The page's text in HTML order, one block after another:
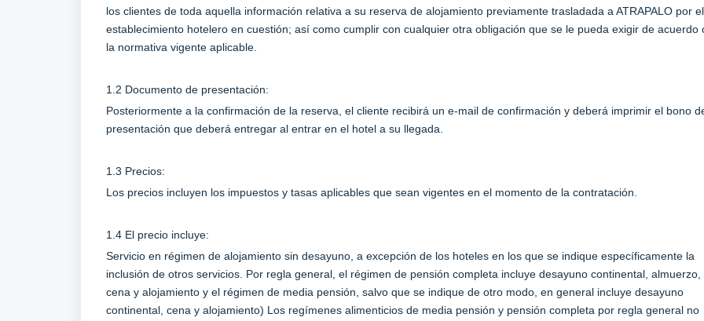
los clientes de toda aquella información relativa a su reserva de alojamiento previamente trasladada a ATRAPALO por el
establecimiento hotelero en cuestión; así como cumplir con cualquier otra obligación que se le pueda exigir de acuerdo
la normativa vigente aplicable.
1.2 Documento de presentación:
Posteriormente a la confirmación de la reserva, el cliente recibirá un e-mail de confirmación y deberá imprimir el bono
presentación que deberá entregar al entrar en el hotel a su llegada.
1.3 Precios:
Los precios incluyen los impuestos y tasas aplicables que sean vigentes en el momento de la contratación.
1.4 El precio incluye:
Servicio en régimen de alojamiento sin desayuno, a excepción de los hoteles en los que se indique específicamente la
inclusión de otros servicios. Por regla general, el régimen de pensión completa incluye desayuno continental, almuerzo,
cena y alojamiento y el régimen de media pensión, salvo que se indique de otro modo, en general incluye desayuno
continental, cena y alojamiento) Los regímenes alimenticios de media pensión y pensión completa por regla general no